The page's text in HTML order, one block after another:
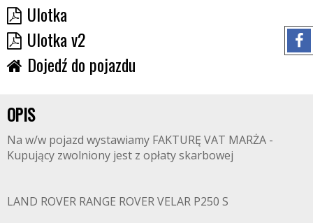
Ulotka
Ulotka v2
Dojedź do pojazdu
OPIS
Na w/w pojazd wystawiamy FAKTURĘ VAT MARŻA -
Kupujący zwolniony jest z opłaty skarbowej
LAND ROVER RANGE ROVER VELAR P250 S